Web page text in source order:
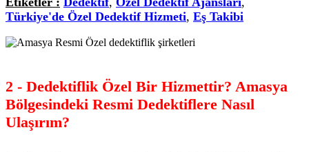
Türkiye'de Özel Dedektif Hizmeti, Eş Takibi
2 - Dedektiflik Özel Bir Hizmettir? Amasya
Bölgesindeki Resmi Dedektiflere Nasıl
Ulaşırım?